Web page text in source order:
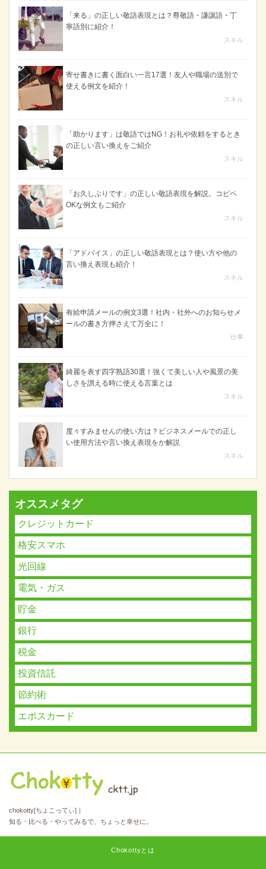
「来る」の正しい敬語表現とは？尊敬語・謙譲語・丁
寧語別に紹介！
スキル
寄せ書きに書く面白い一言17選！友人や職場の送別で
使える例文を紹介！
スキル
「助かります」は敬語ではNG！お礼や依頼をするとき
の正しい言い換えをご紹介
スキル
「お久しぶりです」の正しい敬語表現を解説。コピペ
OKな例文もご紹介
スキル
「アドバイス」の正しい敬語表現とは？使い方や他の
言い換え表現も紹介！
スキル
有給申請メールの例文3選！社内・社外へのお知らせメ
ールの書き方押さえて万全に！
仕事
綺麗を表す四字熟語30選！強くて美しい人や風景の美
しさを讃える時に使える言葉とは
スキル
度々すみませんの使い方は？ビジネスメールでの正し
い使用方法や言い換え表現をか解説
スキル
オススメタグ
クレジットカード
格安スマホ
光回線
電気・ガス
貯金
銀行
税金
投資信託
節約術
エポスカード
chokotty[ちょこってぃ]｜
知る・比べる・やってみるで、ちょっと幸せに。
Chokottyとは